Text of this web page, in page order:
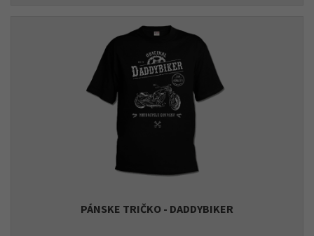
PÁNSKE TRIČKO - DADDYBIKER